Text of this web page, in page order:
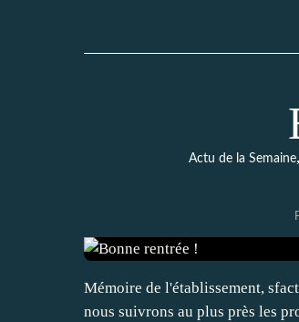
Actu de la Semaine,
Mémoire de l'établissement,
nous suivrons au plus près les